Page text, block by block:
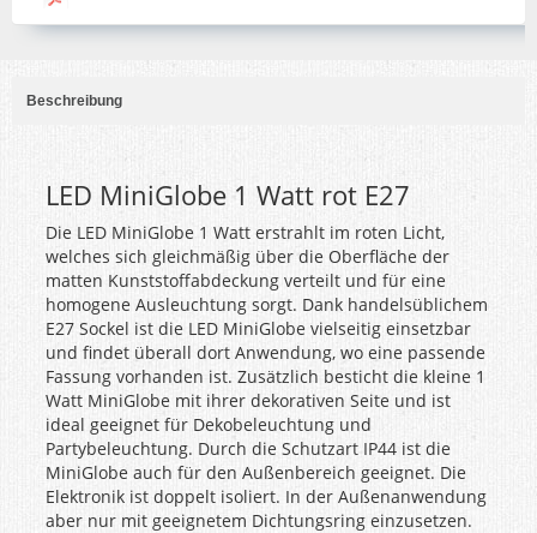
Beschreibung
LED MiniGlobe 1 Watt rot E27
Die LED MiniGlobe 1 Watt erstrahlt im roten Licht,
welches sich gleichmäßig über die Oberfläche der
matten Kunststoffabdeckung verteilt und für eine
homogene Ausleuchtung sorgt. Dank handelsüblichem
E27 Sockel ist die LED MiniGlobe vielseitig einsetzbar
und findet überall dort Anwendung, wo eine passende
Fassung vorhanden ist. Zusätzlich besticht die kleine 1
Watt MiniGlobe mit ihrer dekorativen Seite und ist
ideal geeignet für Dekobeleuchtung und
Partybeleuchtung. Durch die Schutzart IP44 ist die
MiniGlobe auch für den Außenbereich geeignet. Die
Elektronik ist doppelt isoliert. In der Außenanwendung
aber nur mit geeignetem Dichtungsring einzusetzen.